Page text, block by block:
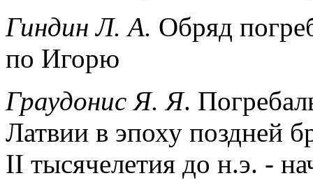
Гиндин Л. А. Обряд
по Игорю
Граудонис Я. Я.
Латвии в эпоху поздней
II тысячелетия до н.э. -